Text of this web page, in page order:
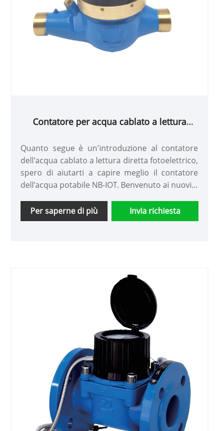
Contatore per acqua cablato a lettura
Quanto segue è un'introduzione al contatore
dell'acqua cablato a lettura diretta fotoelettrico,
spero di aiutarti a capire meglio il contatore
dell'acqua potabile NB-IOT. Benvenuto ai nuovi e
noi per creare un futuro migliore insieme!
Per saperne di più Invia richiesta